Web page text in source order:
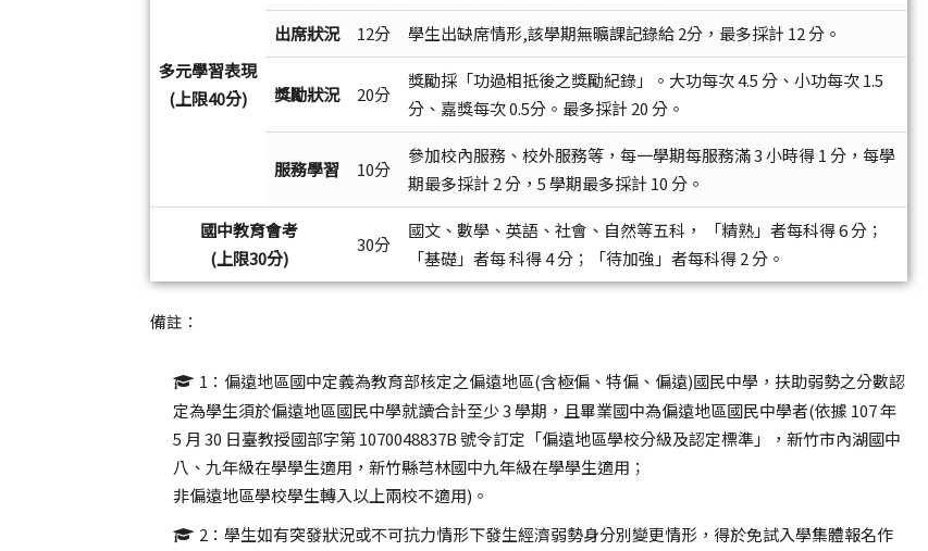
多元學習表現
(上限40分)
出席狀況 12分 學生出缺席情形,該學期無曠課記錄給 2分，最多採計 12 分。
獎勵狀況 20分
獎勵採「功過相抵後之獎勵紀錄」。大功每次 4.5 分、小功每次 1.5
分、嘉獎每次 0.5分。最多採計 20 分。
服務學習 10分
參加校內服務、校外服務等，每一學期每服務滿 3 小時得 1 分，每學
期最多採計 2 分，5 學期最多採計 10 分。
國中教育會考
(上限30分)
30分
國文、數學、英語、社會、自然等五科， 「精熟」者每科得 6 分；
「基礎」者每 科得 4 分；「待加強」者每科得 2 分。
備註：
1：偏遠地區國中定義為教育部核定之偏遠地區(含極偏、特偏、偏遠)國民中學，扶助弱勢之分數認
定為學生須於偏遠地區國民中學就讀合計至少 3 學期，且畢業國中為偏遠地區國民中學者(依據 107 年
5 月 30 日臺教授國部字第 1070048837B 號令訂定「偏遠地區學校分級及認定標準」，新竹市內湖國中
八、九年級在學學生適用，新竹縣芎林國中九年級在學學生適用；
非偏遠地區學校學生轉入以上兩校不適用)。
2：學生如有突發狀況或不可抗力情形下發生經濟弱勢身分別變更情形，得於免試入學集體報名作